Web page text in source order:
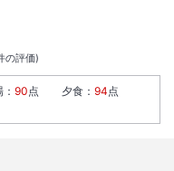
の評価)
： 90点 夕食 ： 94点